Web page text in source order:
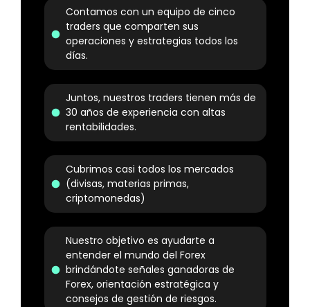
Contamos con un equipo de cinco
traders que comparten sus
operaciones y estrategias todos los
días.
Juntos, nuestros traders tienen más de
30 años de experiencia con altas
rentabilidades.
Cubrimos casi todos los mercados
(divisas, materias primas,
criptomonedas)
Nuestro objetivo es ayudarte a
entender el mundo del Forex
brindándote señales ganadoras de
Forex, orientación estratégica y
consejos de gestión de riesgos.